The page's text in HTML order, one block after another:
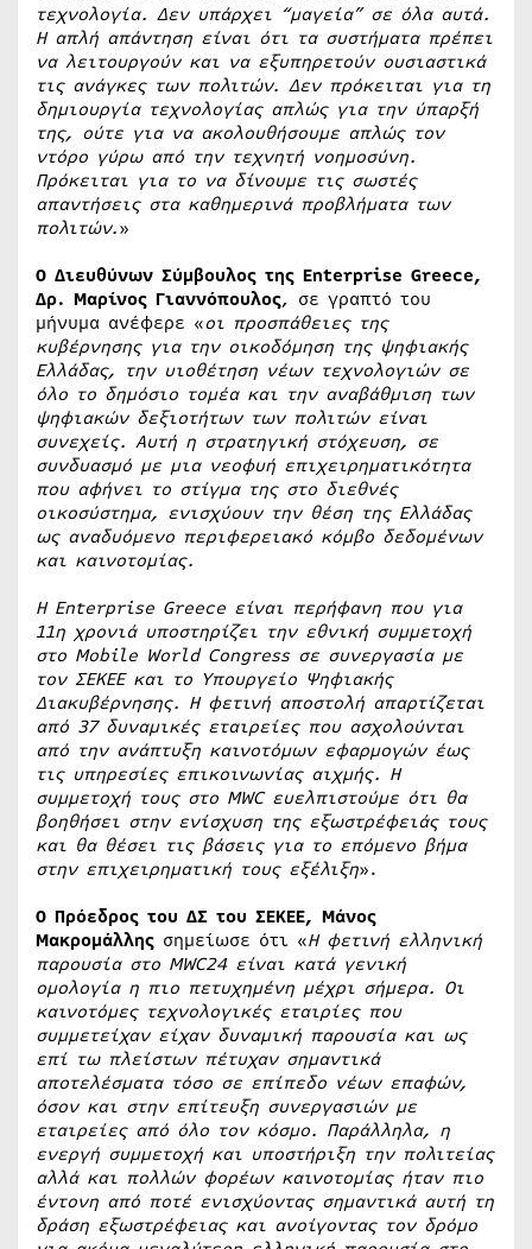
τεχνολογία. Δεν υπάρχει “μαγεία” σε όλα αυτά.
Η απλή απάντηση είναι ότι τα συστήματα πρέπει
να λειτουργούν και να εξυπηρετούν ουσιαστικά
τις ανάγκες των πολιτών. Δεν πρόκειται για τη
δημιουργία τεχνολογίας απλώς για την ύπαρξή
της, ούτε για να ακολουθήσουμε απλώς τον
ντόρο γύρω από την τεχνητή νοημοσύνη.
Πρόκειται για το να δίνουμε τις σωστές
απαντήσεις στα καθημερινά προβλήματα των
πολιτών.»
Ο Διευθύνων Σύμβουλος της Enterprise Greece,
Δρ. Μαρίνος Γιαννόπουλος, σε γραπτό του
μήνυμα ανέφερε «οι προσπάθειες της
κυβέρνησης για την οικοδόμηση της ψηφιακής
Ελλάδας, την υιοθέτηση νέων τεχνολογιών σε
όλο το δημόσιο τομέα και την αναβάθμιση των
ψηφιακών δεξιοτήτων των πολιτών είναι
συνεχείς. Αυτή η στρατηγική στόχευση, σε
συνδυασμό με μια νεοφυή επιχειρηματικότητα
που αφήνει το στίγμα της στο διεθνές
οικοσύστημα, ενισχύουν την θέση της Ελλάδας
ως αναδυόμενο περιφερειακό κόμβο δεδομένων
και καινοτομίας.
Η Enterprise Greece είναι περήφανη που για
11η χρονιά υποστηρίζει την εθνική συμμετοχή
στο Mobile World Congress σε συνεργασία με
τον ΣΕΚΕΕ και το Υπουργείο Ψηφιακής
Διακυβέρνησης. Η φετινή αποστολή απαρτίζεται
από 37 δυναμικές εταιρείες που ασχολούνται
από την ανάπτυξη καινοτόμων εφαρμογών έως
τις υπηρεσίες επικοινωνίας αιχμής. Η
συμμετοχή τους στο MWC ευελπιστούμε ότι θα
βοηθήσει στην ενίσχυση της εξωστρέφειάς τους
και θα θέσει τις βάσεις για το επόμενο βήμα
στην επιχειρηματική τους εξέλιξη».
Ο Πρόεδρος του ΔΣ του ΣΕΚΕΕ, Μάνος
Μακρομάλλης σημείωσε ότι «Η φετινή ελληνική
παρουσία στο MWC24 είναι κατά γενική
ομολογία η πιο πετυχημένη μέχρι σήμερα. Οι
καινοτόμες τεχνολογικές εταιρίες που
συμμετείχαν είχαν δυναμική παρουσία και ως
επί τω πλείστων πέτυχαν σημαντικά
αποτελέσματα τόσο σε επίπεδο νέων επαφών,
όσον και στην επίτευξη συνεργασιών με
εταιρείες από όλο τον κόσμο. Παράλληλα, η
ενεργή συμμετοχή και υποστήριξη την πολιτείας
αλλά και πολλών φορέων καινοτομίας ήταν πιο
έντονη από ποτέ ενισχύοντας σημαντικά αυτή τη
δράση εξωστρέφειας και ανοίγοντας τον δρόμο